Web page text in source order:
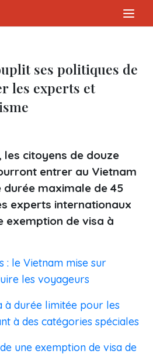
ses politiques de
les experts et
les citoyens de douze
entrer au Vietnam
durée maximale de 45
experts internationaux
exemption de visa à
: le Vietnam mise sur
les voyageurs
à durée limitée pour les
à des catégories spéciales
une exemption de visa de